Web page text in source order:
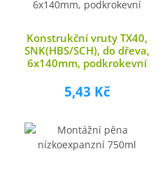
Konstrukční vruty TX40,
SNK(HBS/SCH), do dřeva,
6x140mm, podkrokevní
5,43 Kč